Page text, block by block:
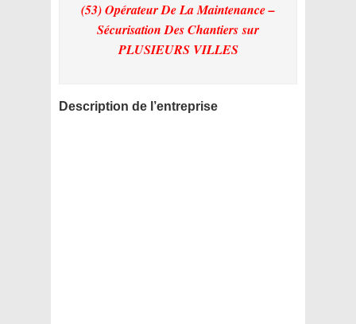
(53) Opérateur De La Maintenance –
Sécurisation Des Chantierssur
PLUSIEURS VILLES
Description de l’entreprise